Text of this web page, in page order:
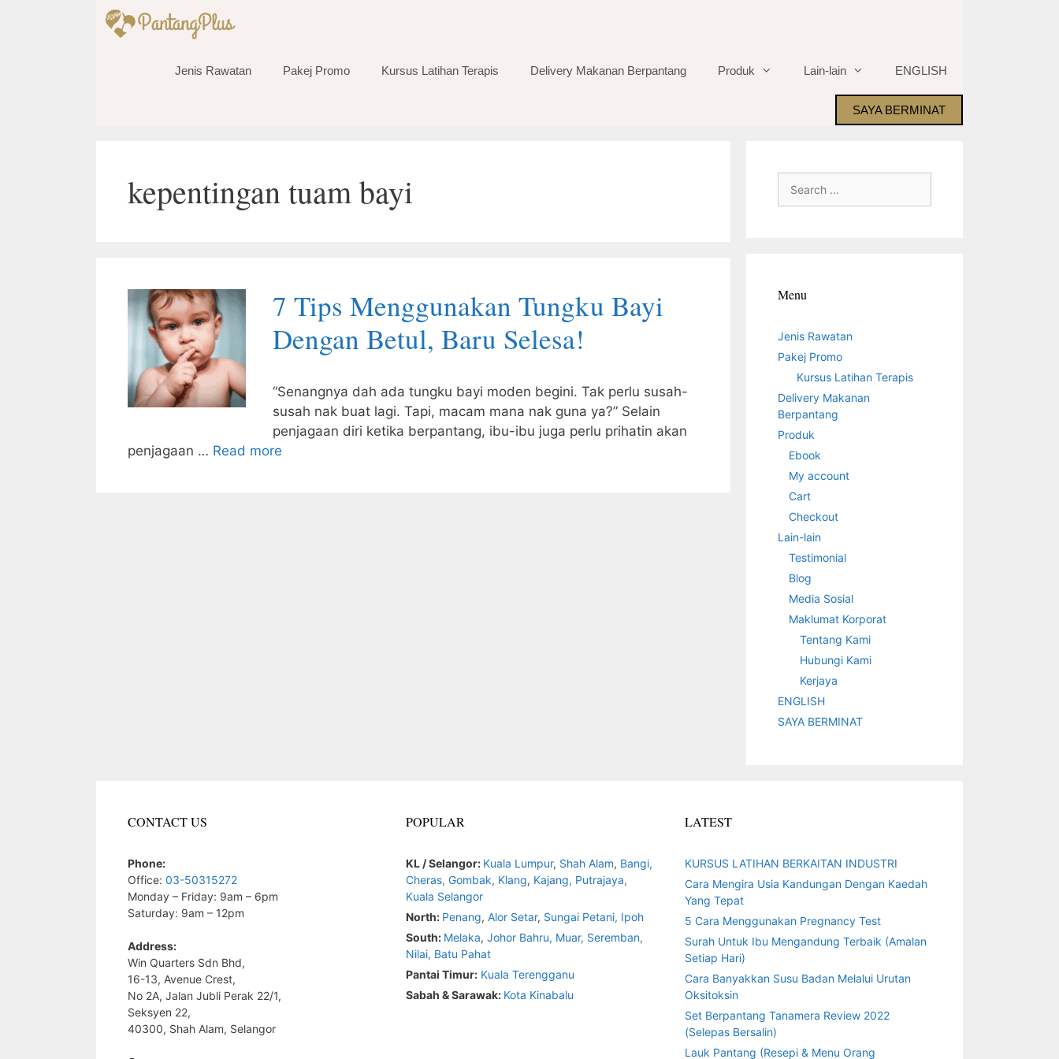
Jenis Rawatan Pakej Promo Kursus Latihan Terapis Delivery Makanan Berpantang Produk Lain-lain ENGLISH
SAYA BERMINAT
kepentingan tuam bayi
7 Tips Menggunakan Tungku Bayi
Dengan Betul, Baru Selesa!
“Senangnya dah ada tungku bayi moden begini. Tak perlu susah-
susah nak buat lagi. Tapi, macam mana nak guna ya?” Selain
penjagaan diri ketika berpantang, ibu-ibu juga perlu prihatin akan
penjagaan … Read more
for:
Menu
Jenis Rawatan
Pakej Promo
Kursus Latihan Terapis
Delivery Makanan
Berpantang
Produk
Ebook
My account
Cart
Checkout
Lain-lain
Testimonial
Blog
Media Sosial
Maklumat Korporat
Tentang Kami
Hubungi Kami
Kerjaya
ENGLISH
SAYA BERMINAT
CONTACT US
Phone:
Office: 03-50315272
Monday – Friday: 9am – 6pm
Saturday: 9am – 12pm
Address:
Win Quarters Sdn Bhd,
16-13, Avenue Crest,
No 2A, Jalan Jubli Perak 22/1,
Seksyen 22,
40300, Shah Alam, Selangor
POPULAR
KL / Selangor: Kuala Lumpur, Shah Alam, Bangi,
Cheras, Gombak, Klang, Kajang, Putrajaya,
Kuala Selangor
North: Penang,Alor Setar, Sungai Petani, Ipoh
South: Melaka,Johor Bahru, Muar, Seremban,
Nilai, Batu Pahat
Pantai Timur: Kuala Terengganu
Sabah & Sarawak: Kota Kinabalu
LATEST
KURSUS LATIHAN BERKAITAN INDUSTRI
Cara Mengira Usia Kandungan Dengan Kaedah
Yang Tepat
5 Cara Menggunakan Pregnancy Test
Surah Untuk Ibu Mengandung Terbaik (Amalan
Setiap Hari)
Cara Banyakkan Susu Badan Melalui Urutan
Oksitoksin
Set Berpantang Tanamera Review 2022
(Selepas Bersalin)
Lauk Pantang (Resepi & Menu Orang